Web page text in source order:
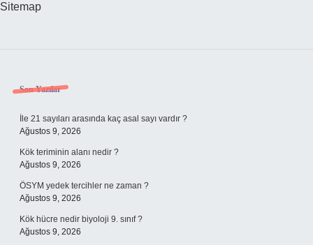
Sitemap
Sidebar
Son Yazılar
İle 21 sayıları arasında kaç asal sayı vardır ?
Ağustos 9, 2026
Kök teriminin alanı nedir ?
Ağustos 9, 2026
ÖSYM yedek tercihler ne zaman ?
Ağustos 9, 2026
Kök hücre nedir biyoloji 9. sınıf ?
Ağustos 9, 2026